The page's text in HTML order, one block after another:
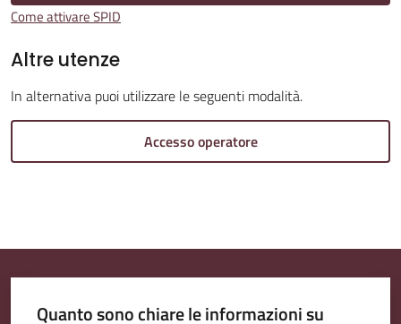
Trasparente
A
b
o
r
Come attivare SPID
Altre utenze
In alternativa puoi utilizzare le seguenti modalità.
Accesso operatore
Quanto sono chiare le informazioni su